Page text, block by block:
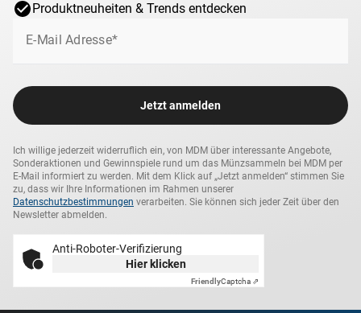
Produktneuheiten & Trends entdecken
E-Mail Adresse*
Jetzt anmelden
Ich willige jederzeit widerruflich ein, von MDM über interessante Angebote,
Sonderaktionen und Gewinnspiele rund um das Münzsammeln bei MDM per
E-Mail informiert zu werden. Mit dem Klick auf „Jetzt anmelden“ stimmen Sie
zu, dass wir Ihre Informationen im Rahmen unserer
Datenschutzbestimmungen verarbeiten. Sie können sich jeder Zeit über den
Newsletter abmelden.
Anti-Roboter-Verifizierung
Hier klicken
FriendlyCaptcha ⇗